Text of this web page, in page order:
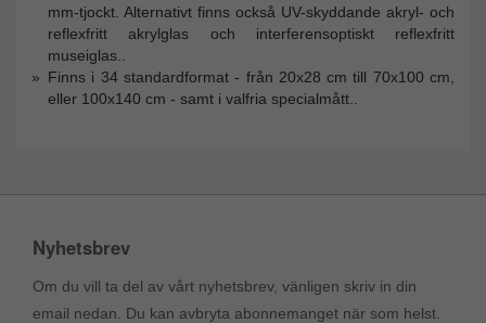
mm-tjockt. Alternativt finns också UV-skyddande akryl- och
reflexfritt akrylglas och interferensoptiskt reflexfritt
museiglas..
Finns i 34 standardformat - från 20x28 cm till 70x100 cm,
eller 100x140 cm - samt i valfria specialmått..
Nyhetsbrev
Om du vill ta del av vårt nyhetsbrev, vänligen skriv in din
email nedan. Du kan avbryta abonnemanget när som helst.